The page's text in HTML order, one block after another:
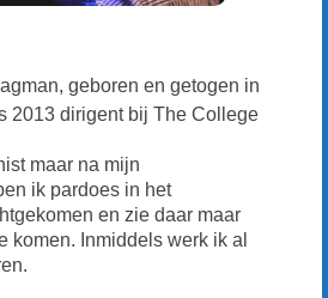
geboren en getogen in
2013 dirigent bij The College
maar na mijn
ik pardoes in het
en zie daar maar
komen. Inmiddels werk ik al